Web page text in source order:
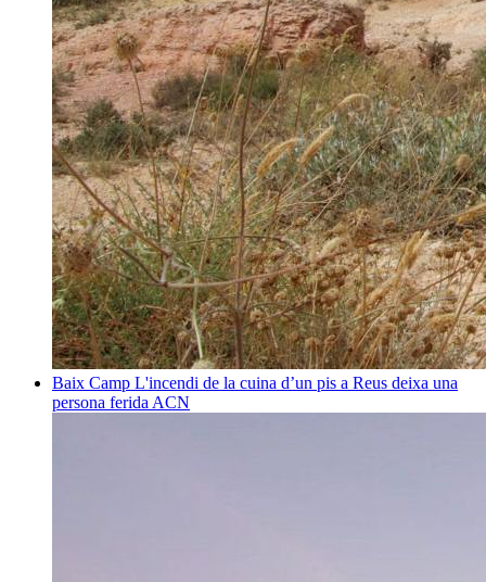
Baix Camp L'incendi de la cuina d’un pis a Reus deixa una
persona ferida ACN